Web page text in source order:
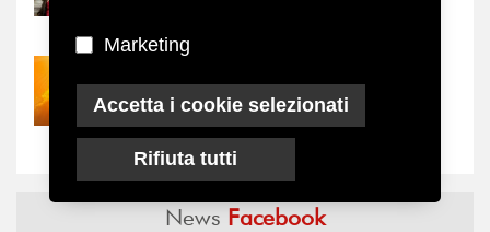
Nove anni dopo la
“grande cecità”: la...
News Facebook
Marketing
Accetta i cookie selezionati
Rifiuta tutti